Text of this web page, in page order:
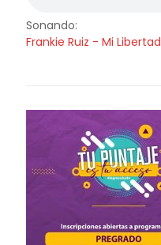
Sonando:
Frankie Ruiz - Mi Libertad